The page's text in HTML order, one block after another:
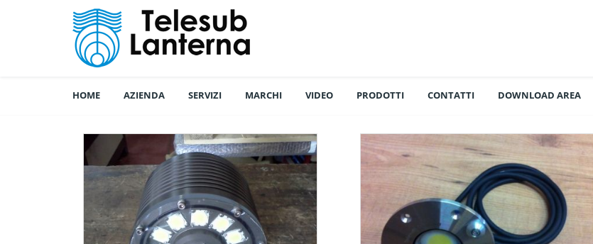
HOME AZIENDA SERVIZI MARCHI VIDEO PRODOTTI CONTATTI DOWNLOAD AREA